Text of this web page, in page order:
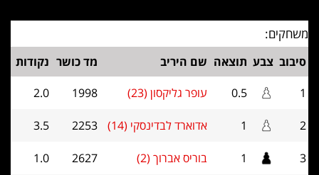
משחקים:
סיבוב צבע תוצאה שם היריב מד כושר נקודות
1
0.5 עופר גליקסון (23) 1998
2.0
2
1 אדוארד לבדינסקי (14) 2253
3.5
3
1 בוריס אברוך (2) 2627
1.0